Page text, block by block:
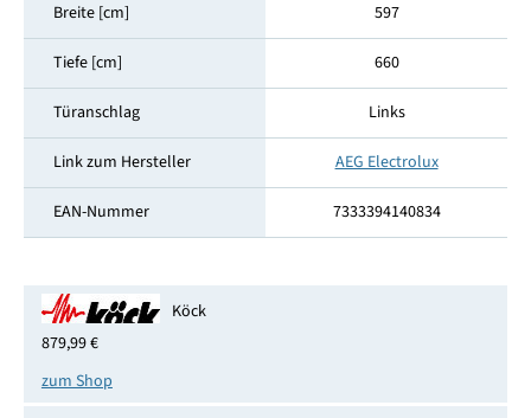
Breite [cm] 597
Tiefe [cm] 660
Türanschlag Links
Link zum Hersteller AEG Electrolux
EAN-Nummer 7333394140834
Köck
879,99 €
zum Shop